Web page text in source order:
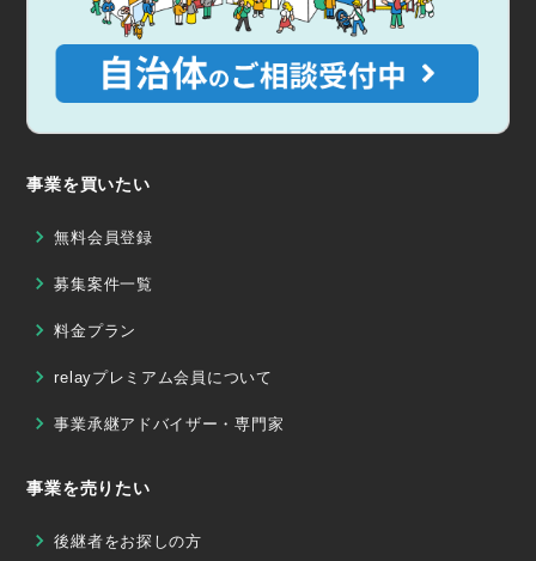
事業を買いたい
無料会員登録
募集案件一覧
料金プラン
relayプレミアム会員について
事業承継アドバイザー・専門家
事業を売りたい
後継者をお探しの方